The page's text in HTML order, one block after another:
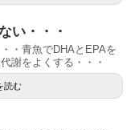
い・・・
・青魚でDHAとEPAを
謝をよくする・・・
読む